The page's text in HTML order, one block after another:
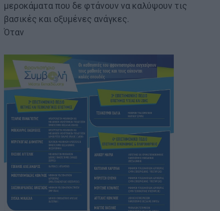
μεροκάματα που δε φτάνουν να καλύψουν τις
βασικές και οξυμένες ανάγκες.
Όταν